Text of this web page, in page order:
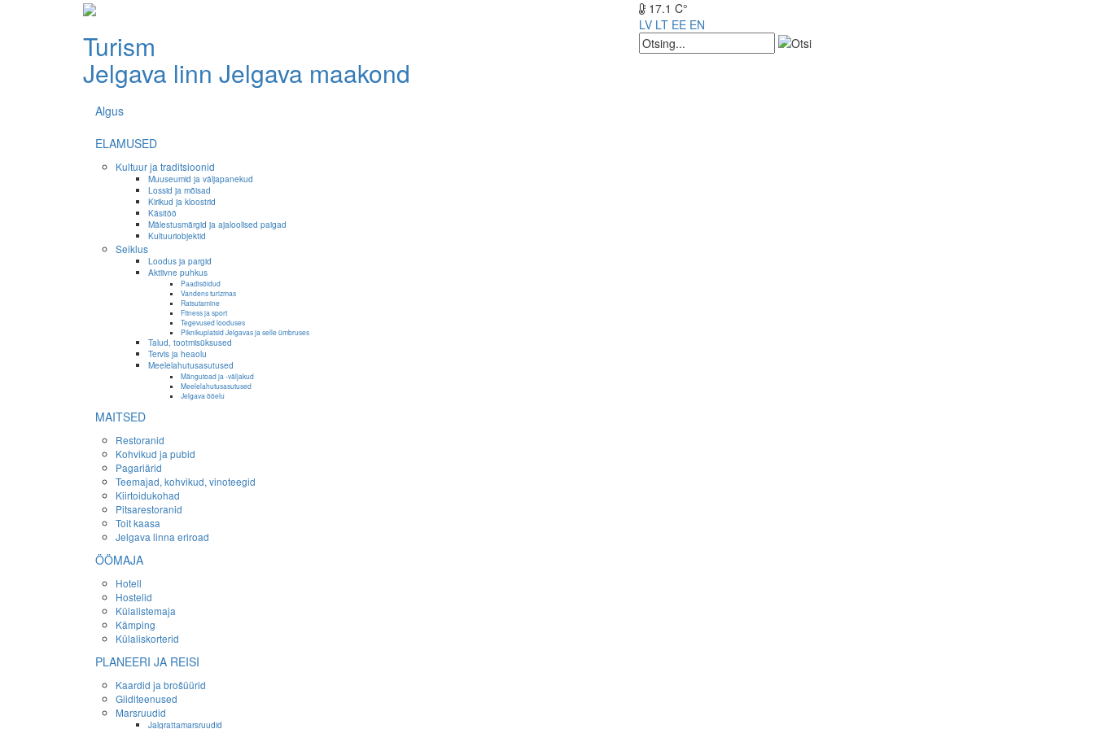
Turism
Jelgava linn Jelgava maakond
17.1 C°
LV LT EE EN
Algus
ELAMUSED
Kultuur ja traditsioonid
Muuseumid ja väljapanekud
Lossid ja mõisad
Kirikud ja kloostrid
Käsitöö
Mälestusmärgid ja ajaloolised paigad
Kultuuriobjektid
Seiklus
Loodus ja pargid
Aktiivne puhkus
Paadisõidud
Vandens turizmas
Ratsutamine
Fitness ja sport
Tegevused looduses
Piknikuplatsid Jelgavas ja selle ümbruses
Talud, tootmisüksused
Tervis ja heaolu
Meelelahutusasutused
Mängutoad ja -väljakud
Meelelahutusasutused
Jelgava ööelu
MAITSED
Restoranid
Kohvikud ja pubid
Pagariärid
Teemajad, kohvikud, vinoteegid
Kiirtoidukohad
Pitsarestoranid
Toit kaasa
Jelgava linna eriroad
ÖÖMAJA
Hotell
Hostelid
Külalistemaja
Kämping
Külaliskorterid
PLANEERI JA REISI
Kaardid ja brošüürid
Giiditeenused
Marsruudid
Jalgrattamarsruudid